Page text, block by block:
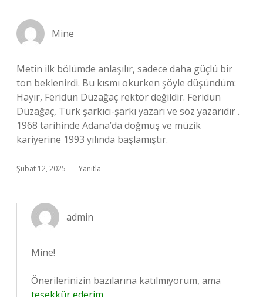
Mine
Metin ilk bölümde anlaşılır, sadece daha güçlü bir
ton beklenirdi. Bu kısmı okurken şöyle düşündüm:
Hayır, Feridun Düzağaç rektör değildir. Feridun
Düzağaç, Türk şarkıcı-şarkı yazarı ve söz yazarıdır .
1968 tarihinde Adana’da doğmuş ve müzik
kariyerine 1993 yılında başlamıştır.
Şubat 12, 2025 Yanıtla
admin
Mine!
Önerilerinizin bazılarına katılmıyorum, ama